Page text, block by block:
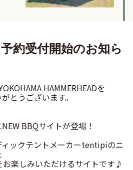
約受付開始のお知ら
HAMMERHEADを
とうございます。
BBQサイトが登場！
ックテントメーカーtentipiのニ
お楽しみいただけるサイトです♪